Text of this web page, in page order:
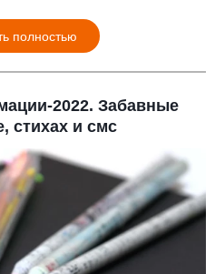
полностью
2022. Забавные
стихах и смс